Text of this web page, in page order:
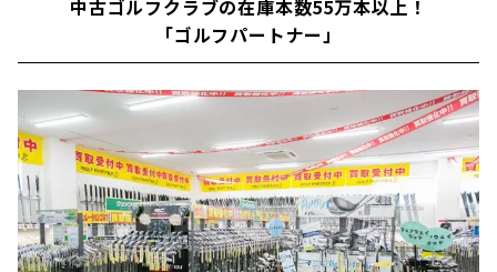
中古ゴルフクラブの在庫本数55万本以上！
「ゴルフパートナー」